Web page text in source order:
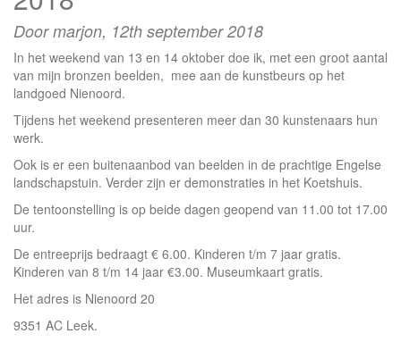
Door marjon, 12th september 2018
In het weekend van 13 en 14 oktober doe ik, met een groot aantal
van mijn bronzen beelden, mee aan de kunstbeurs op het
landgoed Nienoord.
Tijdens het weekend presenteren meer dan 30 kunstenaars hun
werk.
Ook is er een buitenaanbod van beelden in de prachtige Engelse
landschapstuin. Verder zijn er demonstraties in het Koetshuis.
De tentoonstelling is op beide dagen geopend van 11.00 tot 17.00
uur.
De entreeprijs bedraagt € 6.00. Kinderen t/m 7 jaar gratis.
Kinderen van 8 t/m 14 jaar €3.00. Museumkaart gratis.
Het adres is Nienoord 20
9351 AC Leek.